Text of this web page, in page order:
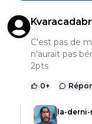
C'est pas de
n'aurait pas
2pts
0+
la-